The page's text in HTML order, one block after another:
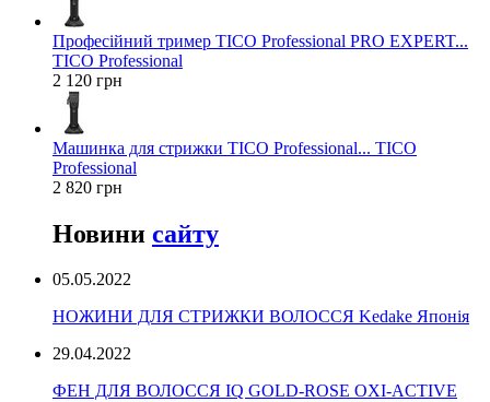
Професійний тример TICO Professional PRO EXPERT...
TICO Professional
2 120 грн
Машинка для стрижки TICO Professional... TICO
Professional
2 820 грн
Новини сайту
05.05.2022
НОЖИНИ ДЛЯ СТРИЖКИ ВОЛОССЯ Kedake Японія
29.04.2022
ФЕН ДЛЯ ВОЛОССЯ IQ GOLD-ROSE OXI-ACTIVE